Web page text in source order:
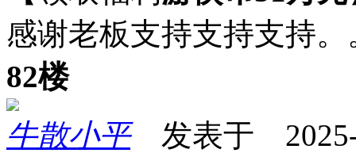
感谢老板支持支持支持。
82楼
牛散小平发表于 2025-